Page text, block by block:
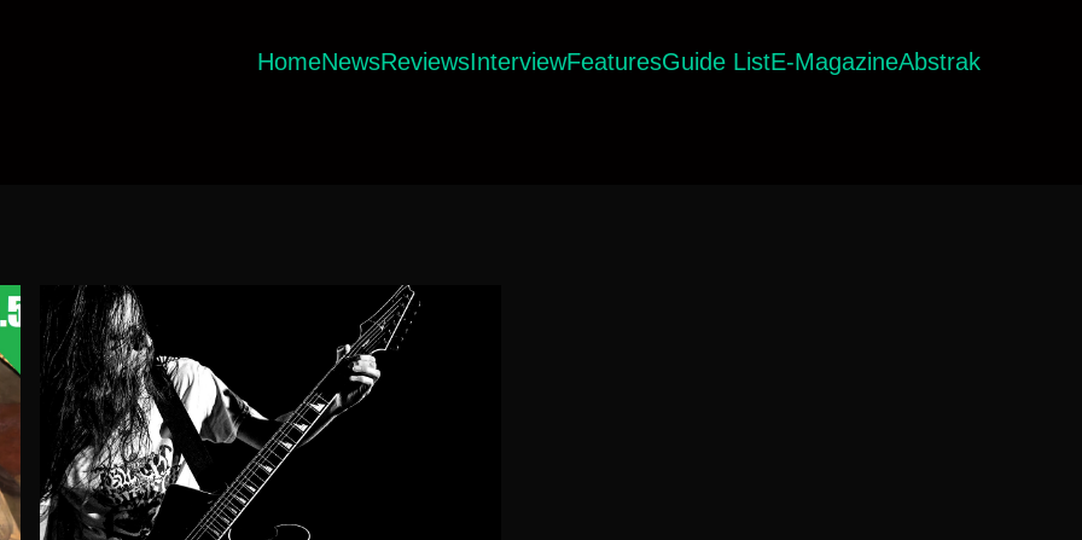
HomeNewsReviewsInterviewFeaturesGuide ListE-MagazineAbstrak